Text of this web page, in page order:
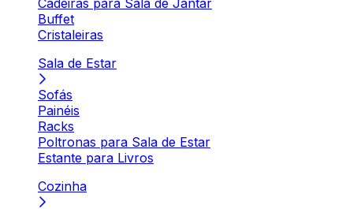
Cadeiras para Sala de Jantar
Buffet
Cristaleiras
Sala de Estar
Sofás
Painéis
Racks
Poltronas para Sala de Estar
Estante para Livros
Cozinha